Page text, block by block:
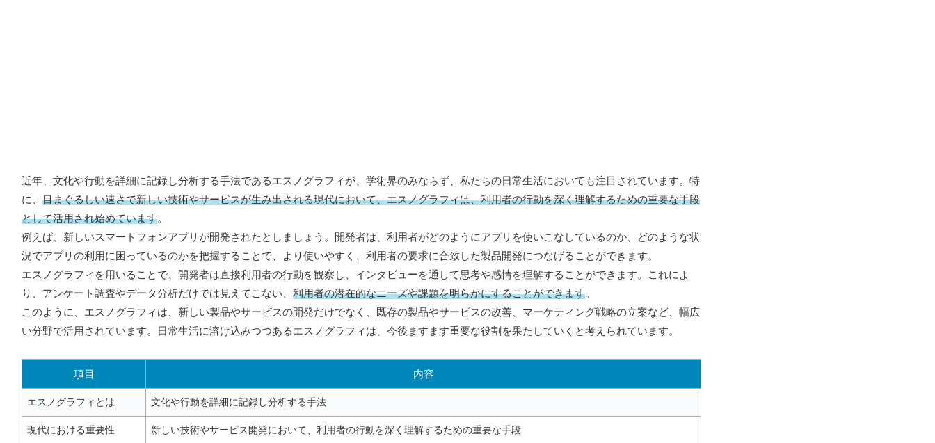
近年、文化や行動を詳細に記録し分析する手法であるエスノグラフィが、学術界のみならず、私たちの日常生活においても注目されています。特
に、 目まぐるしい速さで新しい技術やサービスが生み出される現代において、エスノグラフィは、利用者の行動を深く理解するための重要な手段
として活用され始めています。
例えば、新しいスマートフォンアプリが開発されたとしましょう。開発者は、利用者がどのようにアプリを使いこなしているのか、どのような状
況でアプリの利用に困っているのかを把握することで、より使いやすく、利用者の要求に合致した製品開発につなげることができます。
エスノグラフィを用いることで、開発者は直接利用者の行動を観察し、インタビューを通して思考や感情を理解することができます。これによ
り、アンケート調査やデータ分析だけでは見えてこない、 利用者の潜在的なニーズや課題を明らかにすることができます。
このように、エスノグラフィは、新しい製品やサービスの開発だけでなく、既存の製品やサービスの改善、マーケティング戦略の立案など、幅広
い分野で活用されています。日常生活に溶け込みつつあるエスノグラフィは、今後ますます重要な役割を果たしていくと考えられています。
項目 内容
エスノグラフィとは 文化や行動を詳細に記録し分析する手法
現代における重要性 新しい技術やサービス開発において、利用者の行動を深く理解するための重要な手段